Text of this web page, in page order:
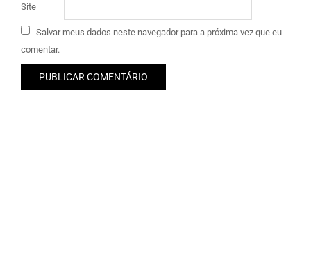
Site
Salvar meus dados neste navegador para a próxima vez que eu
comentar.